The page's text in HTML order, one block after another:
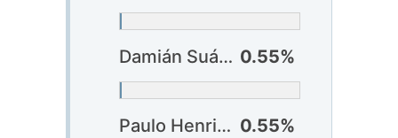
Damián Suárez (Botafogo) ? 0.55%
Paulo Henrique (Vasco) 0.55%